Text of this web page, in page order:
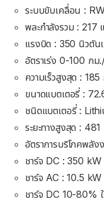
ระบบขับเคลื่อน :
พละกำลังรวม : 217
แรงบิด : 350 นิวตัน
อัตราเร่ง 0-100 กม
ความเร็วสูงสุด :
ขนาดแบตเตอรี่ :
ชนิดแบตเตอรี่ :
ระยะทางสูงสุด :
อัตราการบริโภคพลั
ชาร์จ DC : 350 kW
ชาร์จ AC : 10.5 kW
ชาร์จ DC 10-80%